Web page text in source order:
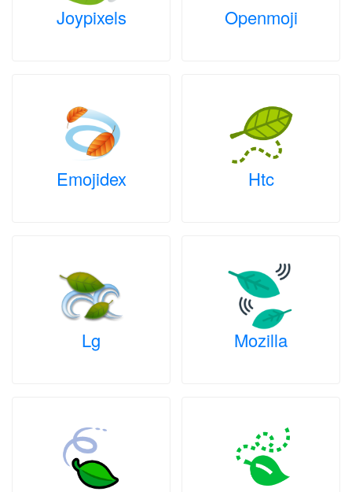
Joypixels Openmoji
Emojidex Htc
Lg Mozilla